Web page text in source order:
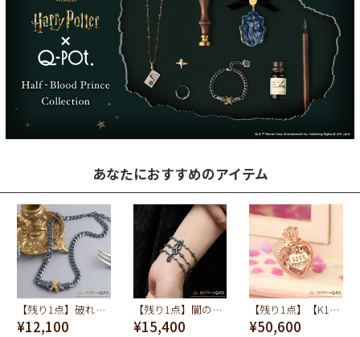
あなたにおすすめのアイテム
【残り1点】破れぬ誓い チョーカー【ハリーポッターコラボ】
¥12,100
【残り1点】闇の印 ブレスレット【ハリーポッターコラボ】
¥15,400
【残り1点】【K10】ラブポーション ピアス【ハリーポッターコラボ】
¥50,600